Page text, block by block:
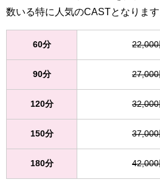
数いる特に人気のCASTとなります
60分
90分
120分
150分
180分